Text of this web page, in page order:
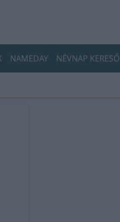
NAMEDAY NÉVNAP KERESŐ